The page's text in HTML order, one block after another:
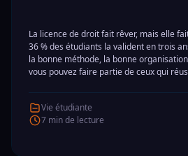
La licence de droit fait rêver, mais elle
36 % des étudiants la valident en trois
la bonne méthode, la bonne
vous pouvez faire partie de ceux qui
Vie étudiante
7 min de lecture